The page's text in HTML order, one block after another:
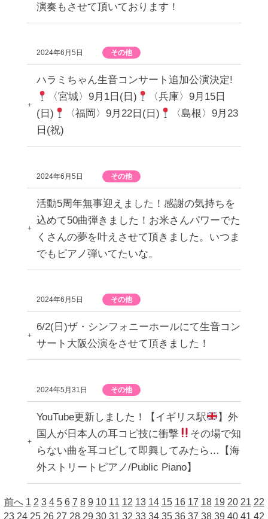
演奏もさせて頂いております！
2024年6月5日 その他
ハラミちゃん生音コンサート追加公演決定!
〈宮城〉9月1日(日)
〈兵庫〉9月15日
(日)
〈福岡〉9月22日(日)
〈島根〉9月23
日(祝)
2024年6月5日 その他
活動5周年無事迎えました！感謝の気持ちを
込めて50曲弾きました！お米さんパワーでた
くさんの夢を叶えさせて頂きました。いつま
でもピアノ弾いてたいな。
2024年6月5日 その他
6/2(日)ザ・シンフォニーホールにて生音コン
サート大阪公演をさせて頂きました！
2024年5月31日 その他
YouTube更新しました！【イギリス駅
】外
国人が日本人の耳コピ技に衝撃
その場で知
らない曲を耳コピして即興してみたら…【海
外ストリートピアノ/Public Piano】
前へ 1 2 3 4 5 6 7 8 9 10 11 12 13 14 15 16 17 18 19 20 21 22
23 24 25 26 27 28 29 30 31 32 33 34 35 36 37 38 39 40 41 42